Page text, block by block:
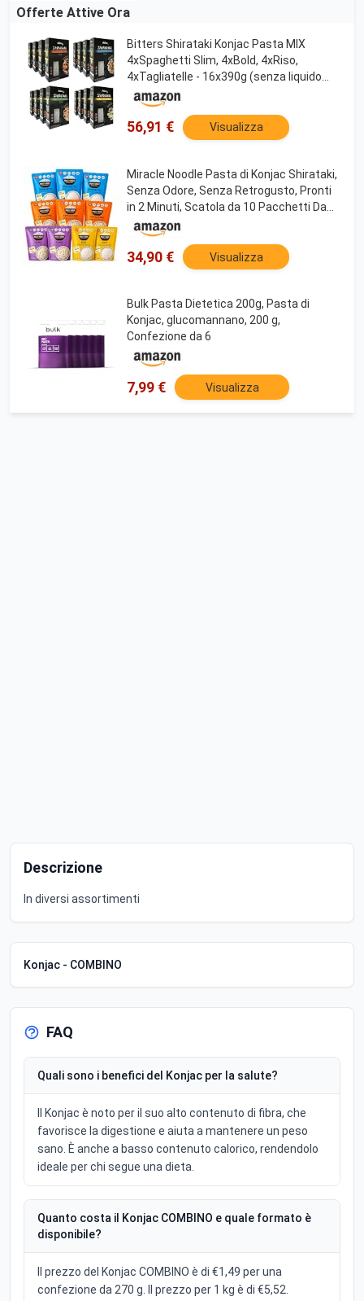
Offerte Attive Ora
Bitters Shirataki Konjac Pasta MIX
4xSpaghetti Slim, 4xBold, 4xRiso,
4xTagliatelle - 16x390g (senza liquido
16x250g)
56,91 € Visualizza
Miracle Noodle Pasta di Konjac Shirataki,
Senza Odore, Senza Retrogusto, Pronti
in 2 Minuti, Scatola da 10 Pacchetti Da
200g (contiene: 3 Spaghetti, 3
Fettuccine, 2 Penne e 2 Riso)
34,90 € Visualizza
Bulk Pasta Dietetica 200g, Pasta di
Konjac, glucomannano, 200 g,
Confezione da 6
7,99 € Visualizza
Descrizione
In diversi assortimenti
Konjac - COMBINO
FAQ
Quali sono i benefici del Konjac per la salute?
Il Konjac è noto per il suo alto contenuto di fibra, che
favorisce la digestione e aiuta a mantenere un peso
sano. È anche a basso contenuto calorico, rendendolo
ideale per chi segue una dieta.
Quanto costa il Konjac COMBINO e quale formato è
disponibile?
Il prezzo del Konjac COMBINO è di €1,49 per una
confezione da 270 g. Il prezzo per 1 kg è di €5,52.